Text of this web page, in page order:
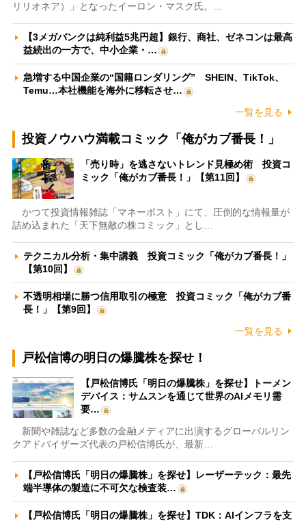
リリオネア）」となったイーロン・マスク氏。…
【3メガバンクは純利益5兆円超】銀行、商社、ゼネコンは最高
益続出の一方で、中小企業・…
急増する中国企業の“国籍ロンダリング” SHEIN、TikTok、
Temu…本社機能を海外に移転させ…
一覧を見る
投資ノウハウ満載コミック「俺がカブ番長！」
「売り時」を逃さないトレンド見極め術 投資コ
ミック「俺がカブ番長！」【第11回】
かつて投資情報雑誌「マネーポスト」にて、圧倒的な情報量が
詰め込まれた「天下無敵の株コミック」とし…
テクニカル分析・集中講義 投資コミック「俺がカブ番長！」
【第10回】
不透明相場に勝つ信用取引の極意 投資コミック「俺がカブ番
長！」【第9回】
一覧を見る
戸松信博の明日の爆騰株を探せ！
【戸松信博氏「明日の爆騰株」を探せ】トーメン
デバイス：サムスンを通じて世界のAIメモリ需
要…
新聞や雑誌など多数の金融メディアに出演するグローバルリン
クアドバイザーズ代表の戸松信博氏が、最新…
【戸松信博氏「明日の爆騰株」を探せ】レーザーテック：最先
端半導体の製造に不可欠な検査装…
【戸松信博氏「明日の爆騰株」を探せ】TDK：AIインフラを支